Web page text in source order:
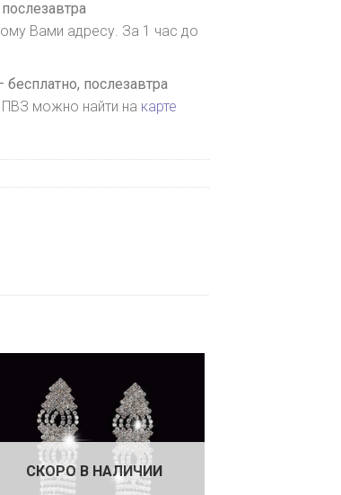
послезавтра
Вами адресу. За 1 час до
бесплатно, послезавтра
можно найти на карте
СКОРО В НАЛИЧИИ